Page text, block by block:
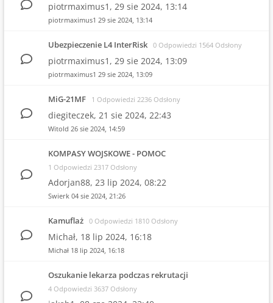
piotrmaximus1, 29 sie 2024, 13:14
piotrmaximus1 29 sie 2024, 13:14
Ubezpieczenie L4 InterRisk 0 Odpowiedzi 1564 Odsłony
piotrmaximus1, 29 sie 2024, 13:09
piotrmaximus1 29 sie 2024, 13:09
MiG-21MF 1 Odpowiedzi 2236 Odsłony
diegiteczek, 21 sie 2024, 22:43
Witold 26 sie 2024, 14:59
KOMPASY WOJSKOWE - POMOC
1 Odpowiedzi 2317 Odsłony
Adorjan88, 23 lip 2024, 08:22
Swierk 04 sie 2024, 21:26
Kamuflaż 0 Odpowiedzi 1810 Odsłony
Michał, 18 lip 2024, 16:18
Michał 18 lip 2024, 16:18
Oszukanie lekarza podczas rekrutacji
4 Odpowiedzi 3637 Odsłony